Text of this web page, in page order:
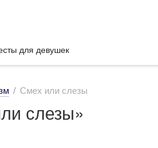
для девушек
Смех или слезы
слезы»